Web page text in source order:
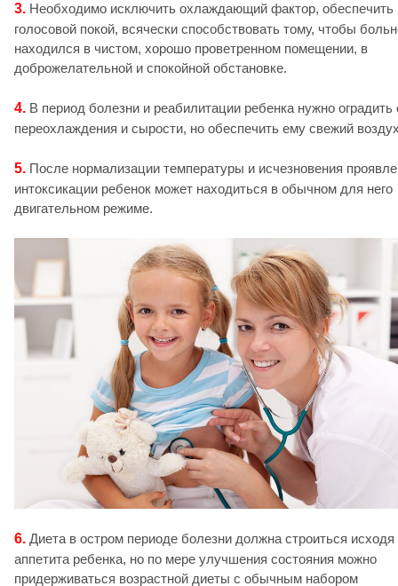
3. Необходимо исключить охлаждающий фактор, обеспечить
голосовой покой, всячески способствовать тому, чтобы
находился в чистом, хорошо проветренном помещении, в
доброжелательной и спокойной обстановке.
4. В период болезни и реабилитации ребенка нужно оградить
переохлаждения и сырости, но обеспечить ему свежий
5. После нормализации температуры и исчезновения
интоксикации ребенок может находиться в обычном для него
двигательном режиме.
6. Диета в остром периоде болезни должна строиться исходя
аппетита ребенка, но по мере улучшения состояния можно
придерживаться возрастной диеты с обычным набором